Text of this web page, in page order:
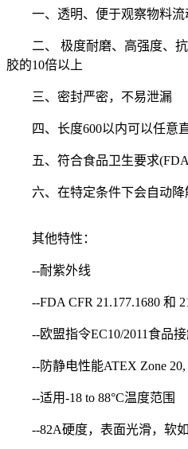
一、透明、便于观察物料流
二、 极度耐磨、高强度、抗
胶的10倍以上
三、密封严密，不易泄漏
四、长度600以内可以任意
五、符合食品卫生要求(FDA
六、在特定条件下会自动降
其他特性：
--耐紫外线
--FDA CFR 21.177.1680 和
--欧盟指令EC10/2011食品接
--防静电性能ATEX Zone 20,
--适用-18 to 88°C温度范围
--82A硬度，表面光滑，软